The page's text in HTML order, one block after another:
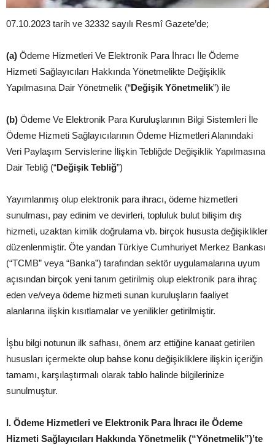
07.10.2023 tarih ve 32332 sayılı Resmî Gazete’de;
(a) Ödeme Hizmetleri Ve Elektronik Para İhracı İle Ödeme
Hizmeti Sağlayıcıları Hakkında Yönetmelikte Değişiklik
Yapılmasına Dair Yönetmelik (“Değişik Yönetmelik”) ile
(b) Ödeme Ve Elektronik Para Kuruluşlarının Bilgi Sistemleri İle
Ödeme Hizmeti Sağlayıcılarının Ödeme Hizmetleri Alanındaki
Veri Paylaşım Servislerine İlişkin Tebliğde Değişiklik Yapılmasına
Dair Tebliğ (“Değişik Tebliğ”)
Yayımlanmış olup elektronik para ihracı, ödeme hizmetleri
sunulması, pay edinim ve devirleri, topluluk bulut bilişim dış
hizmeti, uzaktan kimlik doğrulama vb. birçok hususta değişiklikler
düzenlenmiştir. Öte yandan Türkiye Cumhuriyet Merkez Bankası
(“TCMB” veya “Banka”) tarafından sektör uygulamalarına uyum
açısından birçok yeni tanım getirilmiş olup elektronik para ihraç
eden ve/veya ödeme hizmeti sunan kuruluşların faaliyet
alanlarına ilişkin kısıtlamalar ve yenilikler getirilmiştir.
İşbu bilgi notunun ilk safhası, önem arz ettiğine kanaat getirilen
hususları içermekte olup bahse konu değişikliklere ilişkin içeriğin
tamamı, karşılaştırmalı olarak tablo halinde bilgilerinize
sunulmuştur.
I. Ödeme Hizmetleri ve Elektronik Para İhracı ile Ödeme
Hizmeti Sağlayıcıları Hakkında Yönetmelik (“Yönetmelik”)’te